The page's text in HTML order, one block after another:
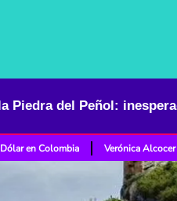
Dólar en Colombia Verónica Alcocer